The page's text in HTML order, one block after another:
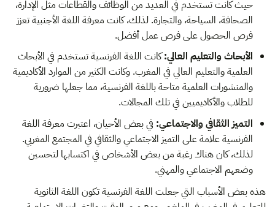
حيث كانت تستخدم في العديد من الوظائف والقطاعات مثل الإدارة،
الصحافة، السياحة، والتجارة. لذلك، كانت معرفة اللغة الأجنبية تعزز
فرص الحصول على فرص عمل أفضل.
الأبحاث والتعليم العالي:كانت اللغة الفرنسية تستخدم في الأبحاث
العلمية والتعليم العالي في المغرب. وكانت الكثير من الموارد الأكاديمية
والمنشورات العلمية متاحة باللغة الفرنسية، مما جعلها ضرورية
للطلاب والأكاديميين في تلك المجالات.
التميز الثقافي والاجتماعي: في بعض الأحيان، اعتبرت معرفة اللغة
الفرنسية علامة على التميز الاجتماعي والثقافي في المجتمع المغربي.
لذلك، كان هناك رغبة من بعض الأشخاص في اكتسابها لتحسين
وضعهم الاجتماعي والمهني.
هذه بعض الأسباب التي جعلت اللغة الفرنسية تكون اللغة الثانوية